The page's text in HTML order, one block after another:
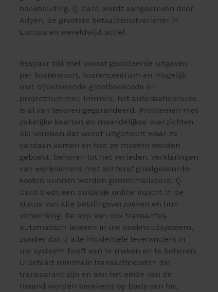
boekhouding. Q-Card wordt aangedreven door
Adyen, de grootste betaaldienstverlener in
Europa en wereldwijd actief.
Bespaar tijd met vooraf gecodeerde uitgaven
per kostensoort, kostencentrum en mogelijk
met bijbehorende grootboekcode en
projectnummer. Immers, het autorisatieproces
is al van tevoren gegarandeerd. Problemen met
zakelijke kaarten en maandelijkse overzichten
die vereisen dat wordt uitgezocht waar ze
vandaan komen en hoe ze moeten worden
geboekt, behoren tot het verleden. Verklaringen
van werknemers met achteraf goedgekeurde
kosten kunnen worden geminimaliseerd. Q-
Card biedt een duidelijk online inzicht in de
status van alle betalingsverzoeken en hun
verwerking. De app kan ook transacties
automatisch leveren in uw boekhoudsysteem,
zonder dat u alle incidentele leveranciers in
uw systeem hoeft aan te maken en te beheren.
U betaalt minimale transactiekosten die
transparant zijn en aan het einde van de
maand worden berekend op basis van het